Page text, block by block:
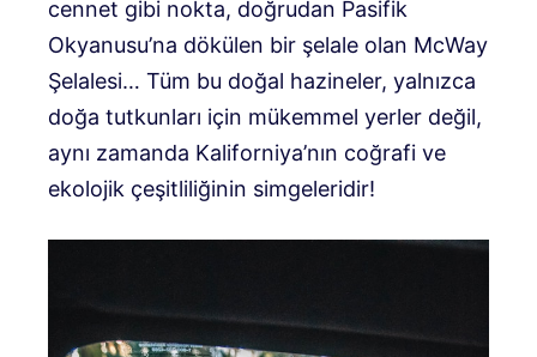
cennet gibi nokta, doğrudan Pasifik
Okyanusu’na dökülen bir şelale olan McWay
Şelalesi… Tüm bu doğal hazineler, yalnızca
doğa tutkunları için mükemmel yerler değil,
aynı zamanda Kaliforniya’nın coğrafi ve
ekolojik çeşitliliğinin simgeleridir!